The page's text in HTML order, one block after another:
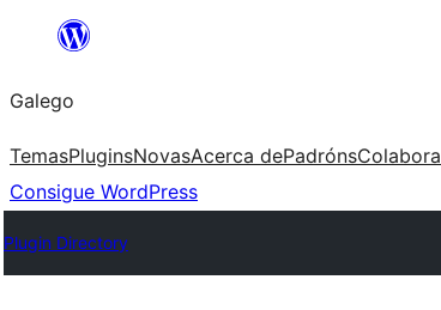
Saltar
contido
Galego
TemasPluginsNovasAcerca dePadrónsColabora
Consigue WordPress
Plugin Directory